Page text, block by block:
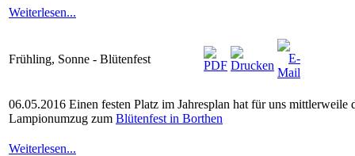
Weiterlesen...
Frühling, Sonne - Blütenfest
06.05.2016 Einen festen Platz im Jahresplan hat für uns mittlerweile
Lampionumzug zum Blütenfest in Borthen
Weiterlesen...